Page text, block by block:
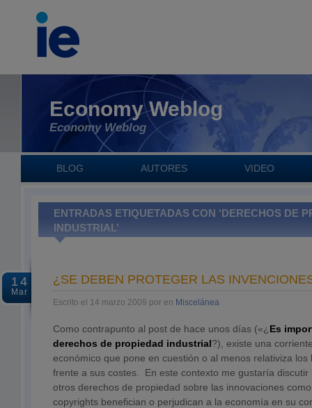
Economy Weblog
Economy Weblog
BLOG AUTORES VIDEO
ENTRADAS ETIQUETADAS CON ‘DERECHOS DE
INDUSTRIAL’
14
Mar
¿SE DEBEN PROTEGER LAS
Escrito el 14 marzo 2009 por en Miscelánea
Como contrapunto al post de hace unos días («¿ Es
derechos de propiedad industrial?), existe una
económico que pone en cuestión o al menos relativiza los
frente a sus costes. En este contexto me gustaría discutir
otros derechos de propiedad sobre las innovaciones
copyrights benefician o perjudican a la economía en su